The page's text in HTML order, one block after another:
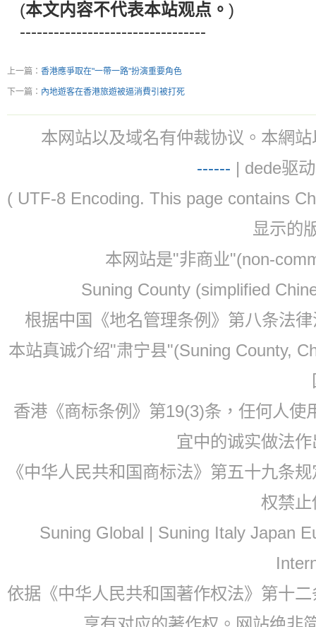
(本文内容不代表本站观点。 )
---------------------------------
上一篇： 香港應爭取在"一帶一路"扮演重要角色
下一篇： 內地遊客在香港旅遊被逼消費引被打死
本网站以及域名有仲裁协议。本網
------ | dede驱
( UTF-8 Encoding. This page contains
显示的
本网站是"非商业"(non-
Suning County (simplified
根据中国《地名管理条例》第八条法
本站真诚介绍"肃宁县"(Suning County,
香港《商标条例》第19(3)条，任何人
宜中的诚实做法
《中华人民共和国商标法》第五十九条
权禁
Suning Global | Suning Italy Japan
依据《中华人民共和国著作权法》第十